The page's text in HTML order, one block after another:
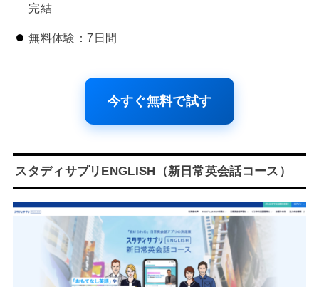
完結
無料体験：7日間
今すぐ無料で試す
スタディサプリENGLISH（新日常英会話コース）